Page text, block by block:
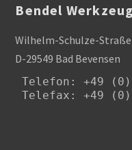
Bendel
Wilhelm-Schulze-Straße
D-29549 Bad Bevensen
Telefon : +49 (0)
Telefax: +49 (0)